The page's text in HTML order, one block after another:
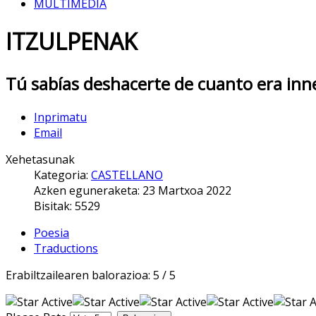
MULTIMEDIA
ITZULPENAK
Tú sabías deshacerte de cuanto era
Inprimatu
Email
Xehetasunak
Kategoria: CASTELLANO
Azken eguneraketa: 23 Martxoa 2022
Bisitak: 5529
Poesia
Traductions
Erabiltzailearen balorazioa: 5 /5